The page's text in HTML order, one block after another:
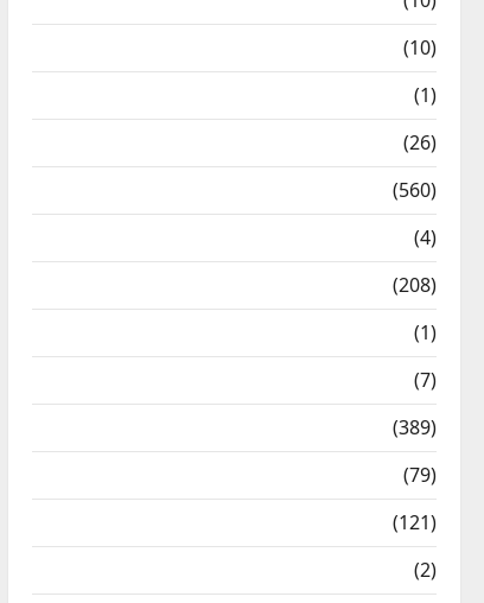
(10)
(1)
(26)
(560)
(4)
(208)
(1)
(7)
(389)
(79)
(121)
(2)